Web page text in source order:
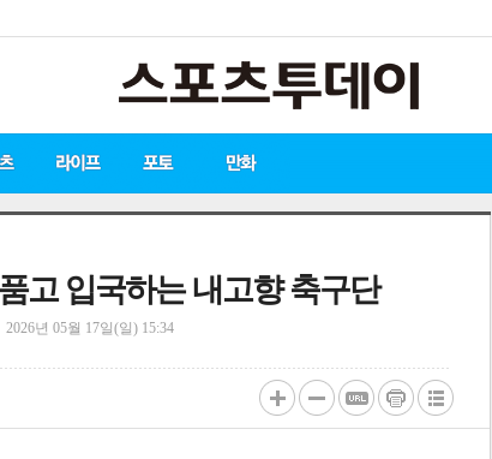
방탄소년단
손흥민
유아인
고 입국하는 내고향 축구단
2026년 05월 17일(일) 15:34